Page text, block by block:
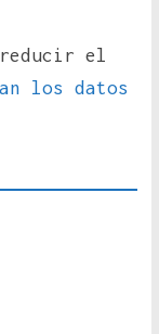
el
los datos